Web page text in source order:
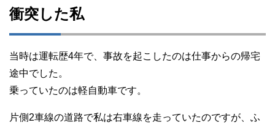
衝突した私
当時は運転歴4年で、事故を起こしたのは仕事からの帰宅
途中でした。
乗っていたのは軽自動車です。
片側2車線の道路で私は右車線を走っていたのですが、ふ